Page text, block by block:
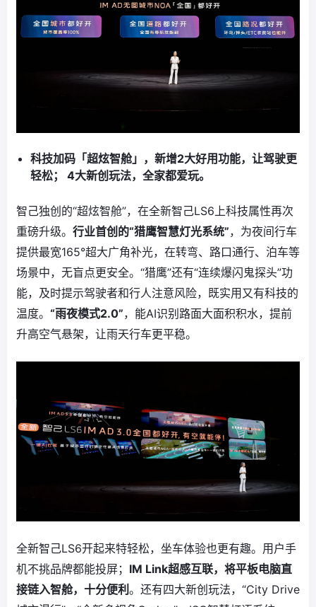
科技加码「超炫智舱」，新增2大好用功能，让驾驶更
轻松； 4大新创玩法，全家都爱玩。
智己独创的“超炫智舱”，在全新智己LS6上科技属性再次
重磅升级。 行业首创的“猎鹰智慧灯光系统”，为夜间行车
提供最宽165°超大广角补光，在转弯、路口通行、泊车等
场景中，无盲点更安全。“猎鹰”还有“连续爆闪鬼探头”功
能，及时提示驾驶者和行人注意风险，既实用又有科技的
温度。 “雨夜模式2.0”，能AI识别路面大面积积水，提前
升高空气悬架，让雨天行车更平稳。
全新智己LS6开起来特轻松，坐车体验也更有趣。用户手
机不挑品牌都能投屏； IM Link超感互联，将平板电脑直
接链入智舱，十分便利 。还有四大新创玩法，“City Drive